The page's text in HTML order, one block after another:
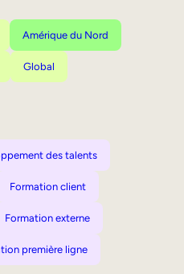
Amérique du Nord
Global
des talents
Formation client
Formation externe
première ligne